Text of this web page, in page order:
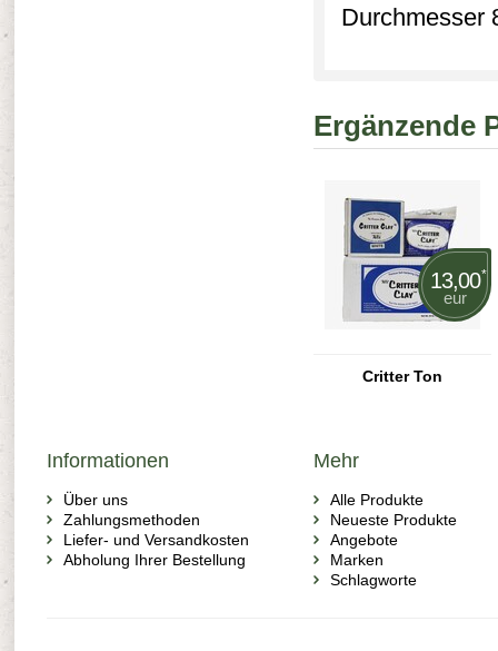
Durchmesser
Ergänzende
13,00*
eur
Critter Ton
Informationen
Über uns
Zahlungsmethoden
Liefer- und Versandkosten
Abholung Ihrer Bestellung
Mehr
Alle Produkte
Neueste Produkte
Angebote
Marken
Schlagworte